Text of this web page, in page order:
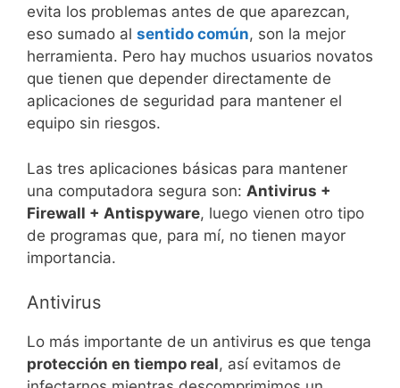
evita los problemas antes de que aparezcan,
eso sumado al sentido común, son la mejor
herramienta. Pero hay muchos usuarios novatos
que tienen que depender directamente de
aplicaciones de seguridad para mantener el
equipo sin riesgos.
Las tres aplicaciones básicas para mantener
una computadora segura son: Antivirus +
Firewall + Antispyware, luego vienen otro tipo
de programas que, para mí, no tienen mayor
importancia.
Antivirus
Lo más importante de un antivirus es que tenga
protección en tiempo real, así evitamos de